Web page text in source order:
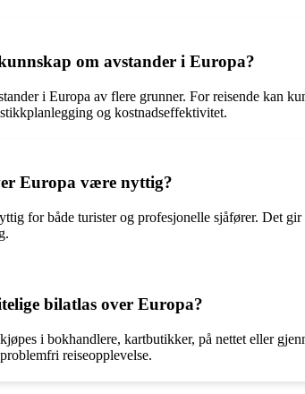
om avstander i Europa?
i Europa av flere grunner. For reisende kan
og kostnadseffektivitet.
Europa være nyttig?
for både turister og profesjonelle sjåfører. Det
bilatlas over Europa?
i bokhandlere, kartbutikker, på nettet eller
reiseopplevelse.